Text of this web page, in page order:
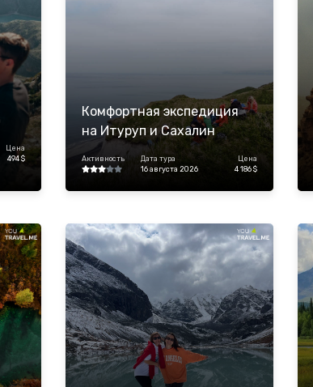
Цена
494 $
Комфортная экспедиция
на Итуруп и Сахалин
Активность
Дата тура
16 августа 2026
Цена
4 186 $